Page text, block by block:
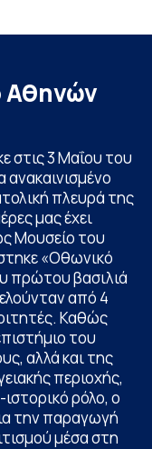
Αθηνών
στις 3 Μαΐου του
ανακαινισμένο
πλευρά της
μας έχει
Μουσείο του
«Οθωνικό
πρώτου βασιλιά
από 4
Καθώς
του
αλλά και της
περιοχής,
ρόλο, ο
την παραγωγή
μέσα στη